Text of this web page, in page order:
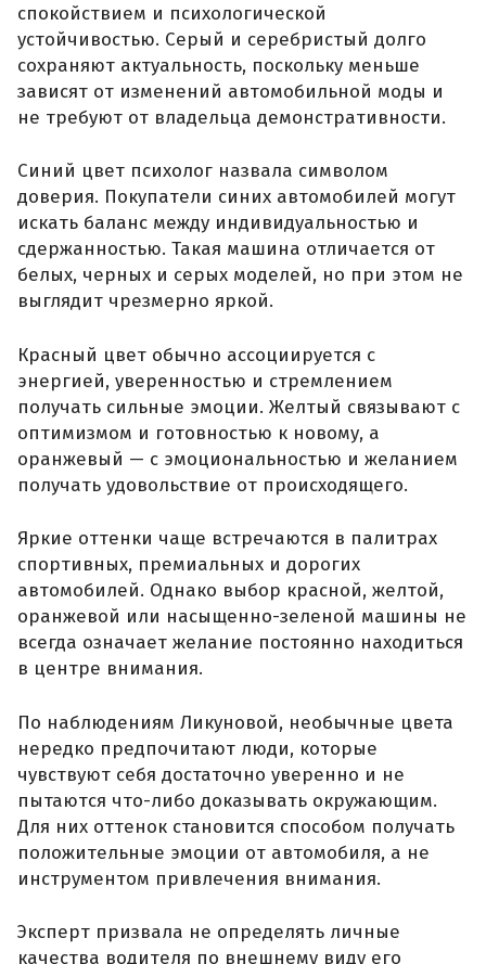
спокойствием и психологической
устойчивостью. Серый и серебристый долго
сохраняют актуальность, поскольку меньше
зависят от изменений автомобильной моды и
не требуют от владельца демонстративности.
Синий цвет психолог назвала символом
доверия. Покупатели синих автомобилей могут
искать баланс между индивидуальностью и
сдержанностью. Такая машина отличается от
белых, черных и серых моделей, но при этом не
выглядит чрезмерно яркой.
Красный цвет обычно ассоциируется с
энергией, уверенностью и стремлением
получать сильные эмоции. Желтый связывают с
оптимизмом и готовностью к новому, а
оранжевый — с эмоциональностью и желанием
получать удовольствие от происходящего.
Яркие оттенки чаще встречаются в палитрах
спортивных, премиальных и дорогих
автомобилей. Однако выбор красной, желтой,
оранжевой или насыщенно-зеленой машины не
всегда означает желание постоянно находиться
в центре внимания.
По наблюдениям Ликуновой, необычные цвета
нередко предпочитают люди, которые
чувствуют себя достаточно уверенно и не
пытаются что-либо доказывать окружающим.
Для них оттенок становится способом получать
положительные эмоции от автомобиля, а не
инструментом привлечения внимания.
Эксперт призвала не определять личные
качества водителя по внешнему виду его